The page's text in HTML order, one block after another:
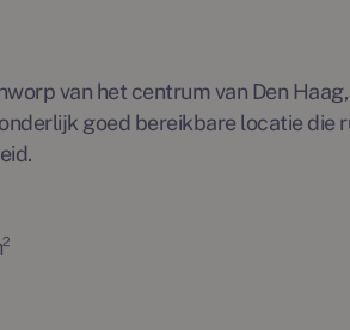
van het centrum van Den
goed bereikbare locatie die